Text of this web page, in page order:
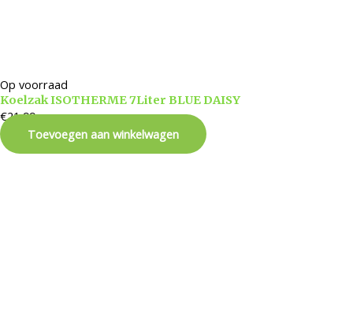
Op voorraad
Koelzak ISOTHERME 7Liter BLUE DAISY
€21,99
Toevoegen aan winkelwagen